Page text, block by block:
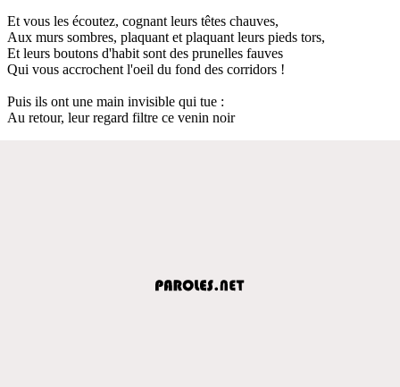
Et vous les écoutez, cognant leurs têtes chauves,
Aux murs sombres, plaquant et plaquant leurs pieds tors,
Et leurs boutons d'habit sont des prunelles fauves
Qui vous accrochent l'oeil du fond des corridors !
Puis ils ont une main invisible qui tue :
Au retour, leur regard filtre ce venin noir